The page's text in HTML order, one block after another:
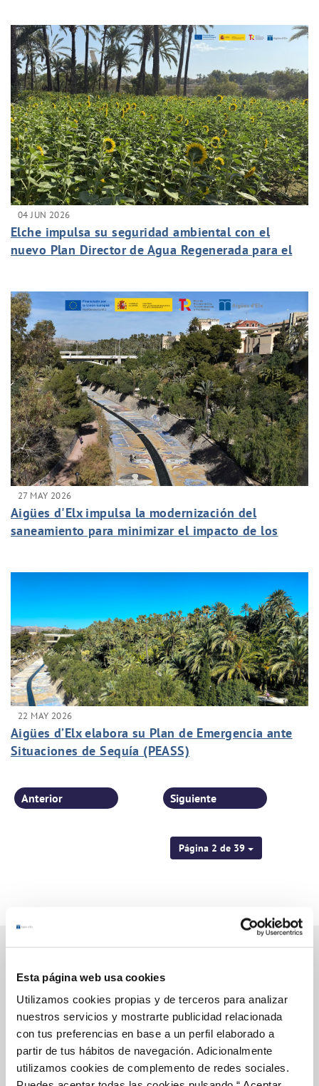
Esta página web usa cookies
Utilizamos cookies propias y de terceros para analizar
nuestros servicios y mostrarte publicidad relacionada
con tus preferencias en base a un perfil elaborado a
partir de tus hábitos de navegación. Adicionalmente
utilizamos cookies de complemento de redes sociales.
04 JUN 2026
Elche impulsa su seguridad ambiental con el
nuevo Plan Director de Agua Regenerada para el
27 MAY 2026
Aigües d'Elx impulsa la modernización del
saneamiento para minimizar el impacto de los
22 MAY 2026
Aigües d’Elx elabora su Plan de Emergencia ante
Situaciones de Sequía (PEASS)
Página 2 de 39
Anterior Siguiente
FACTURAS, PAGOS Y CONSUMOS
CONTRATOS